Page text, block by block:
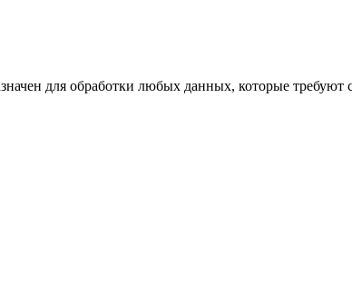
для обработки любых данных, которые требуют